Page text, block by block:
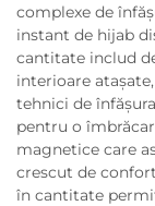
complexe de
instant de hijab
cantitate includ
interioare
tehnici de
pentru o
magnetice care
crescut de
în cantitate